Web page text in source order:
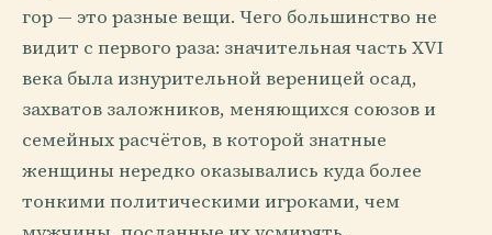
гор — это разные вещи. Чего большинство не
видит с первого раза: значительная часть XVI
века была изнурительной вереницей осад,
захватов заложников, меняющихся союзов и
семейных расчётов, в которой знатные
женщины нередко оказывались куда более
тонкими политическими игроками, чем